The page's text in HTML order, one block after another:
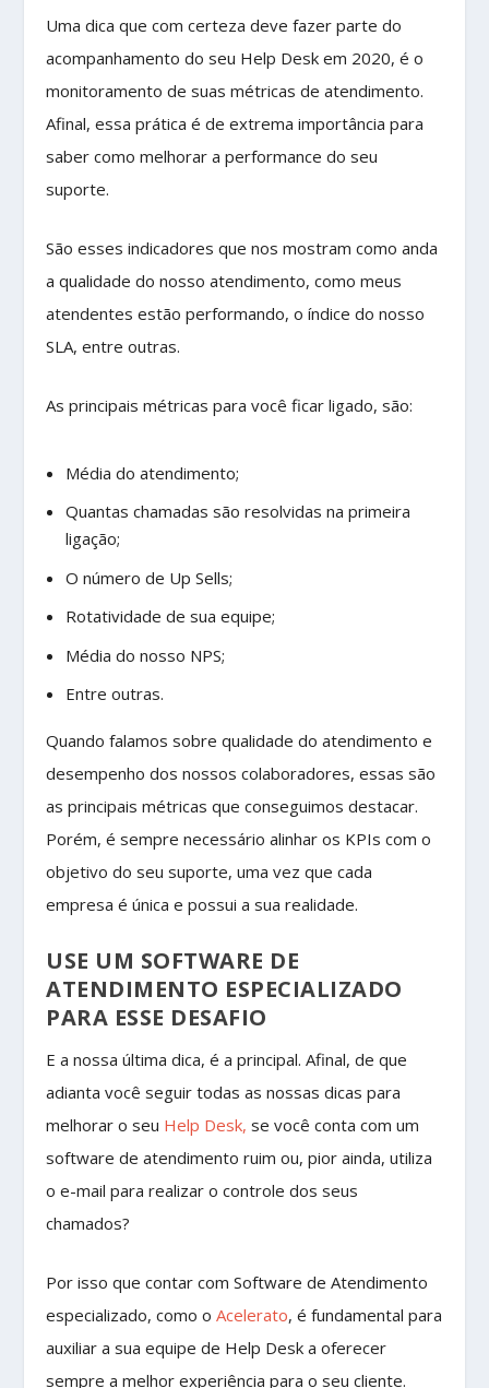
Uma dica que com certeza deve fazer parte do
acompanhamento do seu Help Desk em 2020, é o
monitoramento de suas métricas de atendimento.
Afinal, essa prática é de extrema importância para
saber como melhorar a performance do seu
suporte.
São esses indicadores que nos mostram como anda
a qualidade do nosso atendimento, como meus
atendentes estão performando, o índice do nosso
SLA, entre outras.
As principais métricas para você ficar ligado, são:
Média do atendimento;
Quantas chamadas são resolvidas na primeira
ligação;
O número de Up Sells;
Rotatividade de sua equipe;
Média do nosso NPS;
Entre outras.
Quando falamos sobre qualidade do atendimento e
desempenho dos nossos colaboradores, essas são
as principais métricas que conseguimos destacar.
Porém, é sempre necessário alinhar os KPIs com o
objetivo do seu suporte, uma vez que cada
empresa é única e possui a sua realidade.
USE UM SOFTWARE DE
ATENDIMENTO ESPECIALIZADO
PARA ESSE DESAFIO
E a nossa última dica, é a principal. Afinal, de que
adianta você seguir todas as nossas dicas para
melhorar o seu Help Desk, se você conta com um
software de atendimento ruim ou, pior ainda, utiliza
o e-mail para realizar o controle dos seus
chamados?
Por isso que contar com Software de Atendimento
especializado, como oAcelerato, é fundamental para
auxiliar a sua equipe de Help Desk a oferecer
sempre a melhor experiência para o seu cliente.